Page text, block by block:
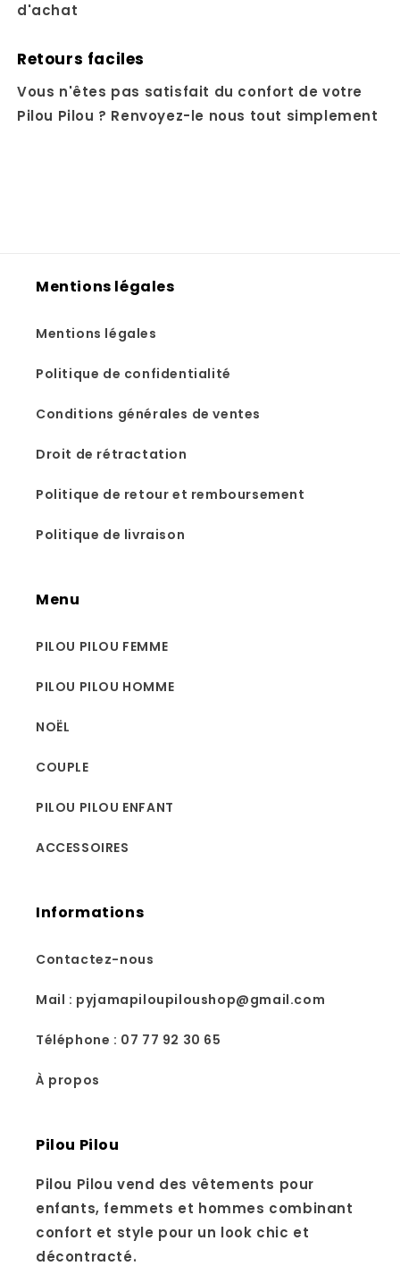
d'achat
Retours faciles
Vous n'êtes pas satisfait du confort de votre
Pilou Pilou ? Renvoyez-le nous tout simplement
Mentions légales
Mentions légales
Politique de confidentialité
Conditions générales de ventes
Droit de rétractation
Politique de retour et remboursement
Politique de livraison
Menu
PILOU PILOU FEMME
PILOU PILOU HOMME
NOËL
COUPLE
PILOU PILOU ENFANT
ACCESSOIRES
Informations
Contactez-nous
Mail : pyjamapiloupiloushop@gmail.com
Téléphone : 07 77 92 30 65
À propos
Pilou Pilou
Pilou Pilou vend des vêtements pour
enfants, femmets et hommes combinant
confort et style pour un look chic et
décontracté.